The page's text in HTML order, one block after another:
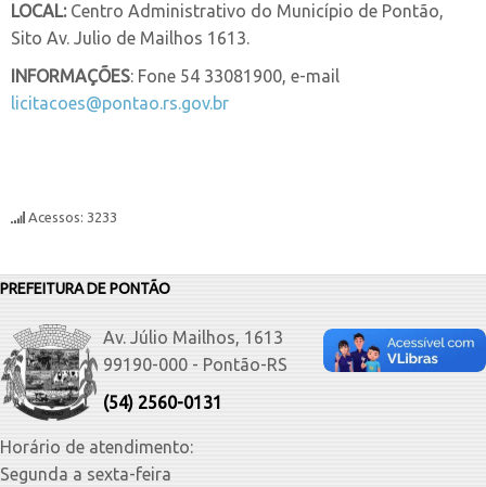
LOCAL:Centro Administrativo do Município de Pontão,
Sito Av. Julio de Mailhos 1613.
INFORMAÇÕES: Fone 54 33081900, e-mail
licitacoes@pontao.rs.gov.br
Acessos: 3233
PREFEITURA DE PONTÃO
Av. Júlio Mailhos, 1613
99190-000 - Pontão-RS
(54) 2560-0131
Horário de atendimento:
Segunda a sexta-feira